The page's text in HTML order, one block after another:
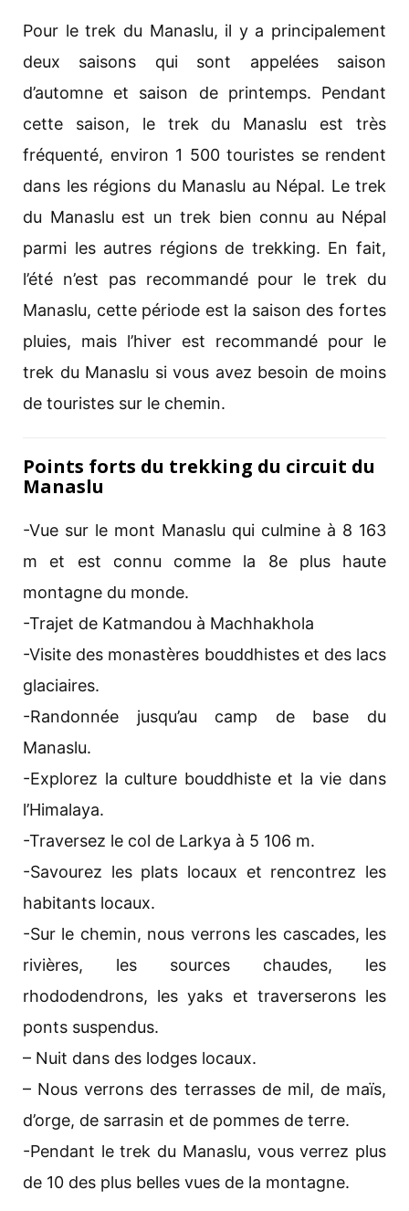
Pour le trek du Manaslu, il y a principalement
deux saisons qui sont appelées saison
d’automne et saison de printemps. Pendant
cette saison, le trek du Manaslu est très
fréquenté, environ 1 500 touristes se rendent
dans les régions du Manaslu au Népal. Le trek
du Manaslu est un trek bien connu au Népal
parmi les autres régions de trekking. En fait,
l’été n’est pas recommandé pour le trek du
Manaslu, cette période est la saison des fortes
pluies, mais l’hiver est recommandé pour le
trek du Manaslu si vous avez besoin de moins
de touristes sur le chemin.
Points forts du trekking du circuit du
Manaslu
-Vue sur le mont Manaslu qui culmine à 8 163
m et est connu comme la 8e plus haute
montagne du monde.
-Trajet de Katmandou à Machhakhola
-Visite des monastères bouddhistes et des lacs
glaciaires.
-Randonnée jusqu’au camp de base du
Manaslu.
-Explorez la culture bouddhiste et la vie dans
l’Himalaya.
-Traversez le col de Larkya à 5 106 m.
-Savourez les plats locaux et rencontrez les
habitants locaux.
-Sur le chemin, nous verrons les cascades, les
rivières, les sources chaudes, les
rhododendrons, les yaks et traverserons les
ponts suspendus.
– Nuit dans des lodges locaux.
– Nous verrons des terrasses de mil, de maïs,
d’orge, de sarrasin et de pommes de terre.
-Pendant le trek du Manaslu, vous verrez plus
de 10 des plus belles vues de la montagne.